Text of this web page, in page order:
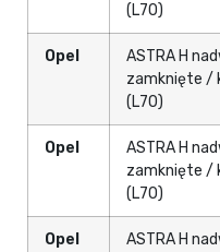
(L70)
Opel
ASTRA H
zamknięte /
(L70)
Opel
ASTRA H
zamknięte /
(L70)
Opel
ASTRA H